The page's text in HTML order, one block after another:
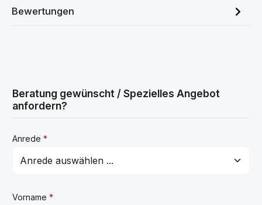
Bewertungen
Beratung gewünscht / Spezielles Angebot
anfordern?
Anrede *
Vorname *